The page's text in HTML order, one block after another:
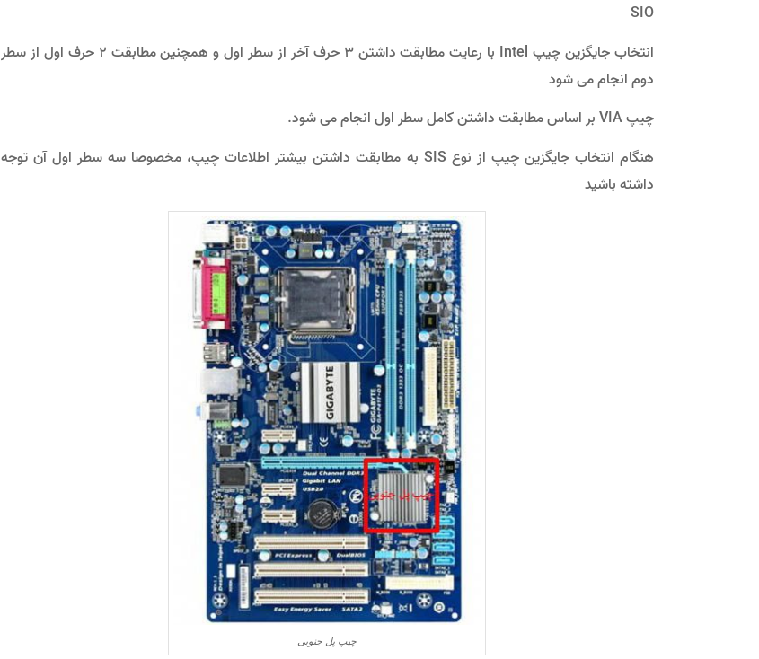
SIO
اﻧﺘﺨﺎب ﺟﺎﯾﮕﺰﯾﻦ ﭼﯿﭗ Intel با رﻋﺎﯾﺖ ﻣﻄﺎﺑﻘﺖ داﺷﺘﻦ 3 ﺣﺮف آﺧﺮ از ﺳﻄﺮ اول و ﻫﻤﭽﻨﯿﻦ ﻣﻄﺎﺑﻘﺖ 2 ﺣﺮف اول از ﺳﻄﺮ
دوم اﻧﺠﺎم ﻣﯽ ﺷﻮد
ﭼﯿﭗ VIA بر اﺳﺎس ﻣﻄﺎﺑﻘﺖ داﺷﺘﻦ ﮐﺎﻣﻞ ﺳﻄﺮ اول اﻧﺠﺎم ﻣﯽ ﺷﻮد.
ﻫﻨﮕﺎم اﻧﺘﺨﺎب ﺟﺎﯾﮕﺰﯾﻦ ﭼﯿﭗ از ﻧﻮع SIS به مطابقت داﺷﺘﻦ ﺑﯿﺸﺘﺮ اﻃﻼﻋﺎت ﭼﯿﭗ، ﻣﺨﺼﻮﺻﺎ ﺳﻪ ﺳﻄﺮ اول آن ﺗﻮﺟﻪ
داﺷﺘﻪ ﺑﺎﺷﯿﺪ
چیپ پل جنوبی